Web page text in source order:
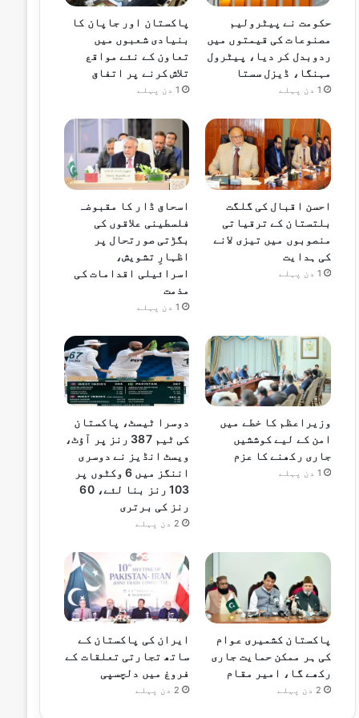
حکومت نے پیٹرولیم
مصنوعات کی قیمتوں میں
ردوبدل کر دیا، پیٹرول
مہنگا، ڈیزل سستا
1 دن پہلے
پاکستان اور جاپان کا
بنیادی شعبوں میں
تعاون کے نئے مواقع
تلاش کرنے پر اتفاق
1 دن پہلے
احسن اقبال کی گلگت
بلتستان کے ترقیاتی
منصوبوں میں تیزی لانے
کی ہدایت
1 دن پہلے
اسحاق ڈار کا مقبوضہ
فلسطینی علاقوں کی
بگڑتی صورتحال پر
اظہارِ تشویش،
اسرائیلی اقدامات کی
مذمت
1 دن پہلے
وزیراعظم کا خطے میں
امن کے لیے کوششیں
جاری رکھنے کا عزم
1 دن پہلے
دوسرا ٹیسٹ، پاکستان
کی ٹیم 387 رنز پر آؤٹ،
ویسٹ انڈیز نے دوسری
اننگز میں 6 وکٹوں پر
103 رنز بنا لئے، 60
رنز کی برتری
2 دن پہلے
پاکستان کشمیری عوام
کی ہر ممکن حمایت جاری
رکھے گا، امیر مقام
2 دن پہلے
ایران کی پاکستان کے
ساتھ تجارتی تعلقات کے
فروغ میں دلچسپی
2 دن پہلے